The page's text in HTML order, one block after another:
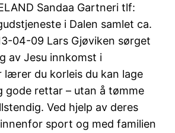
Sandaa Gartneri tlf:
i Dalen samlet ca.
04-09 Lars Gjøviken sørget
av Jesu innkomst i
lærer du korleis du kan lage
gode rettar – utan å tømme
Ved hjelp av deres
sport og med familien